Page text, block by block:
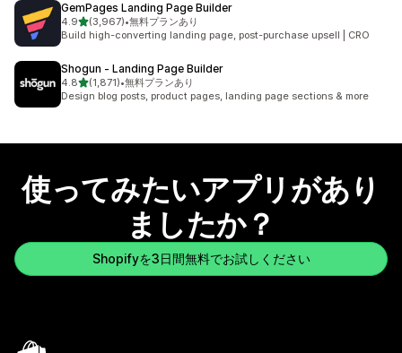
GemPages Landing Page Builder
4.95つ星中
(3,967)
合計レビュー数：3967件
•無料プランあり
Build high-converting landing page, post-purchase upsell | CRO
Shogun ‑ Landing Page Builder
4.85つ星中
(1,871)
合計レビュー数：1871件
•無料プランあり
Design blog posts, product pages, landing page sections & more
使ってみたいアプリがあり
ましたか？
Shopifyを3日間無料でお試しください